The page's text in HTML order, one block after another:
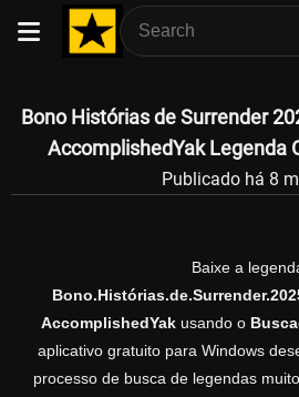
Bono Histórias de Surrender
AccomplishedYak Legenda
Publicado há 8
Baixe a
AccomplishedYak usando o
aplicativo gratuito para Windows
processo de busca de legendas